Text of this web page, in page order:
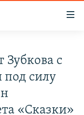
Зубкова с
силу
«Сказки»